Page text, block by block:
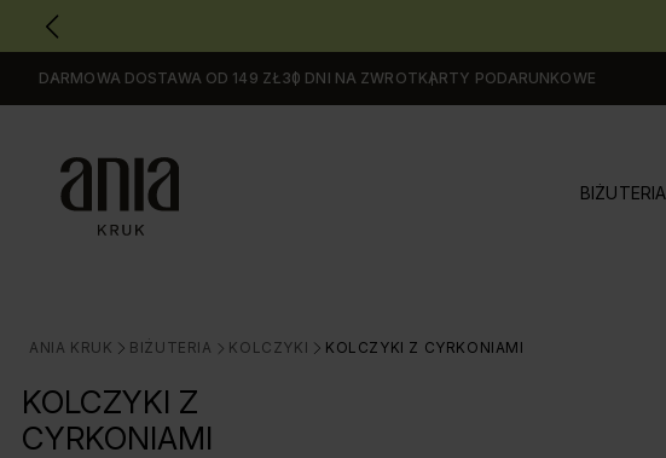
GŁÓWNEJ
ZAWARTOŚCI
FILTRÓW
UŻYTKOWNIKA
DARMOWA DOSTAWA OD 149 ZŁ30 DNI NA ZWROTKARTY PODARUNKOWE
BIŻUTERIA
ANIA KRUK
>
BIŻUTERIA
>
KOLCZYKI
>
KOLCZYKI Z CYRKONIAMI
KOLCZYKI Z
CYRKONIAMI